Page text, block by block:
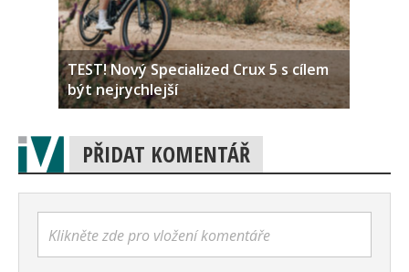
TEST! Nový Specialized Crux 5 s cílem
být nejrychlejší
PŘIDAT KOMENTÁŘ
Klikněte zde pro vložení komentáře